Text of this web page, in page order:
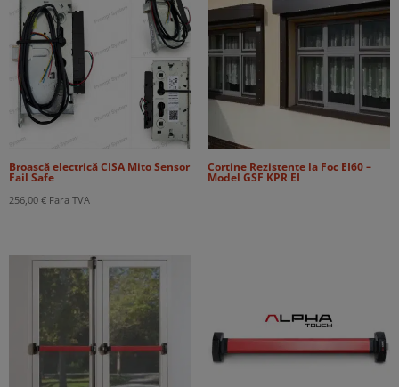
Broască electrică CISA Mito Sensor
Fail Safe
256,00 € Fara TVA
Cortine Rezistente la Foc EI60 –
Model GSF KPR EI